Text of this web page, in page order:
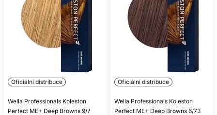
Oficiální distribuce
Wella Professionals Koleston
Perfect ME+ Deep Browns 9/7
Oficiální distribuce
Wella Professionals Koleston
Perfect ME+ Deep Browns 6/73